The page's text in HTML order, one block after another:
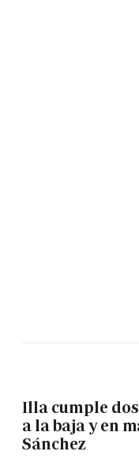
Illa cumple dos
a la baja y en
Sánchez